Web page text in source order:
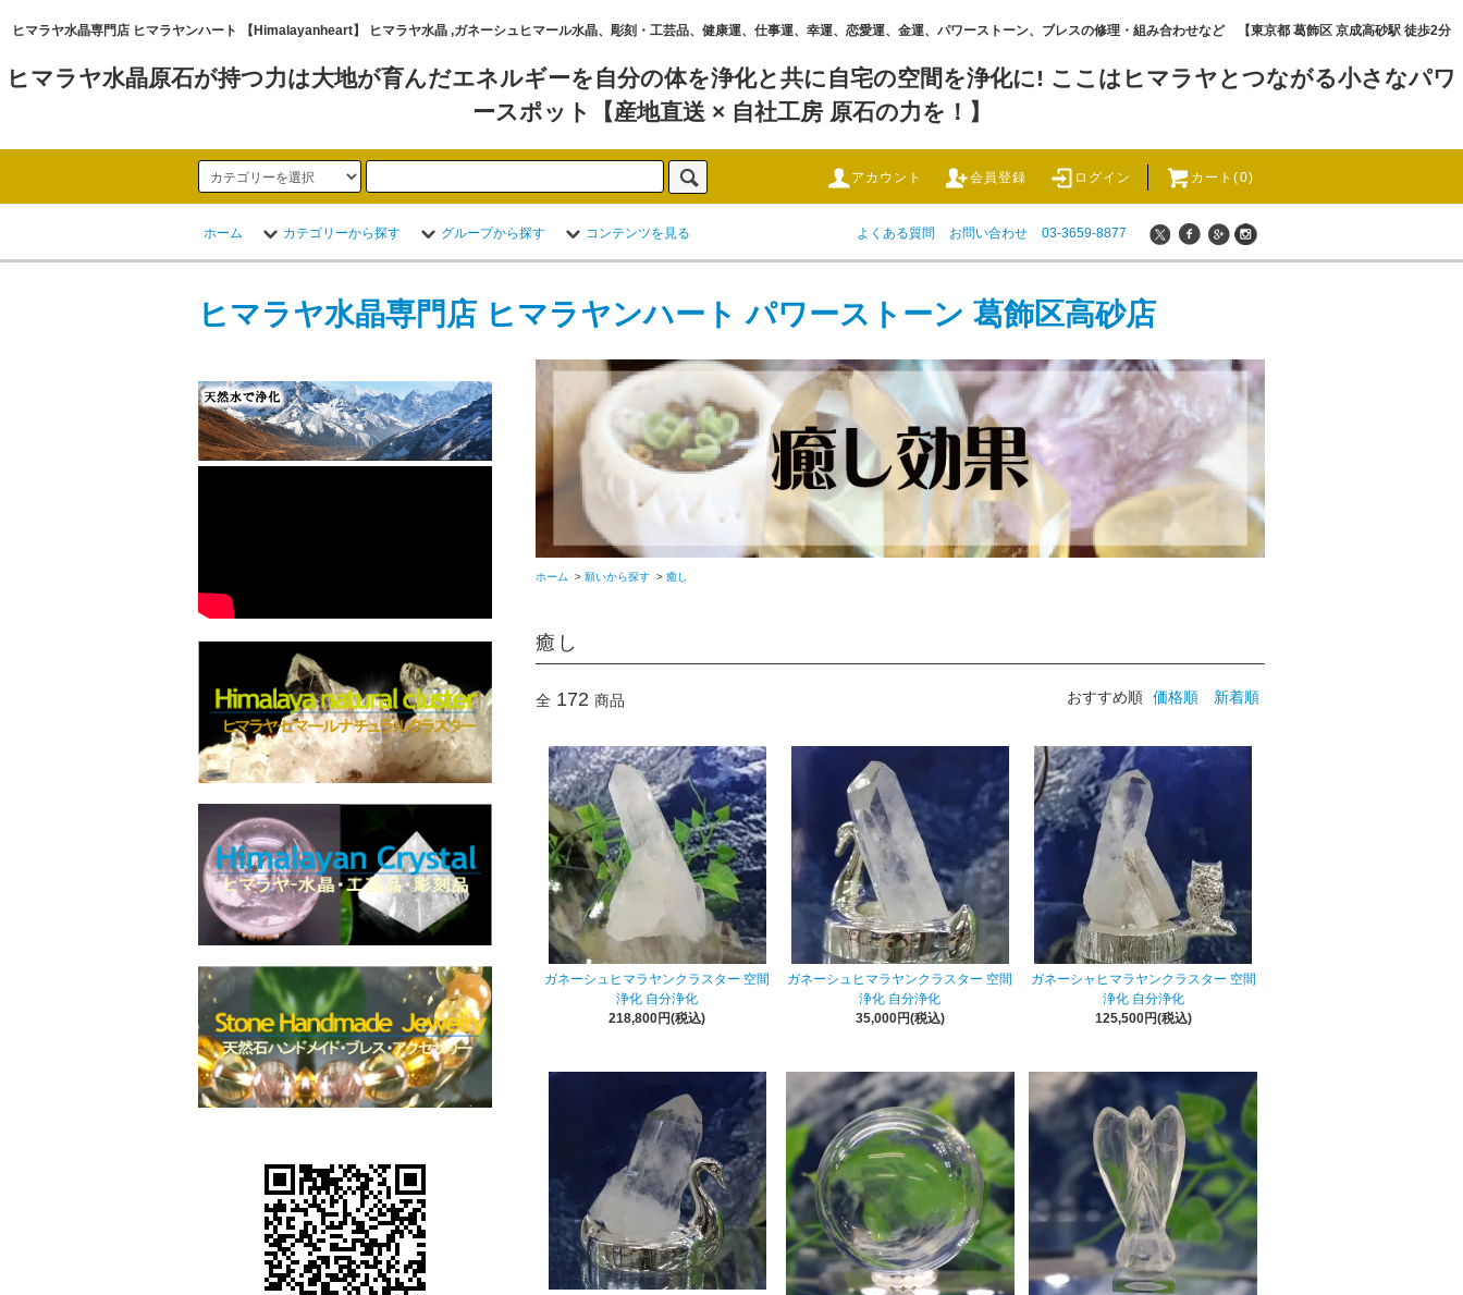
ヒマラヤ水晶専門店 ヒマラヤンハート 【Himalayanheart】 ヒマラヤ水晶 ,ガネーシュヒマール水晶、彫刻・工芸品、健康運、仕事運、幸運、恋愛運、金運、パワーストーン、ブレスの修理・組み合わせなど 【東京都 葛飾区 京成高砂駅 徒歩2分
ヒマラヤ水晶原石が持つ力は大地が育んだエネルギーを自分の体を浄化と共に自宅の空間を浄化に! ここはヒマラヤとつながる小さなパワ
ースポット【産地直送 × 自社工房 原石の力を！】
アカウント 会員登録 ログイン カート(0)
ホーム カテゴリーから探す グループから探す コンテンツを見る よくある質問 お問い合わせ 03-3659-8877
ヒマラヤ水晶専門店 ヒマラヤンハート パワーストーン 葛飾区高砂店
ホーム > 願いから探す > 癒し
癒し
全 172 商品 おすすめ順 価格順 新着順
ガネーシュヒマラヤンクラスター 空間
浄化 自分浄化
218,800円(税込)
ガネーシュヒマラヤンクラスター 空間
浄化 自分浄化
35,000円(税込)
ガネーシャヒマラヤンクラスター 空間
浄化 自分浄化
125,500円(税込)